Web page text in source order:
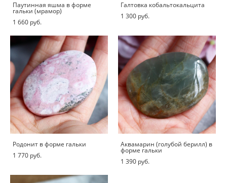
Паутинная яшма в форме
гальки (мрамор)
1 660 pуб.
Галтовка кобальтокальцита
1 300 pуб.
Родонит в форме гальки
1 770 pуб.
Аквамарин (голубой берилл) в
форме гальки
1 390 pуб.